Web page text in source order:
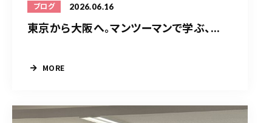
ブログ 2026.06.16
東京から大阪へ。マンツーマンで学ぶ、...
MORE